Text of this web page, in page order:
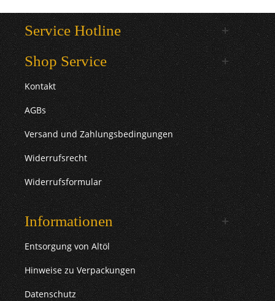
Service Hotline
Shop Service
Kontakt
AGBs
Versand und Zahlungsbedingungen
Widerrufsrecht
Widerrufsformular
Informationen
Entsorgung von Altöl
Hinweise zu Verpackungen
Datenschutz